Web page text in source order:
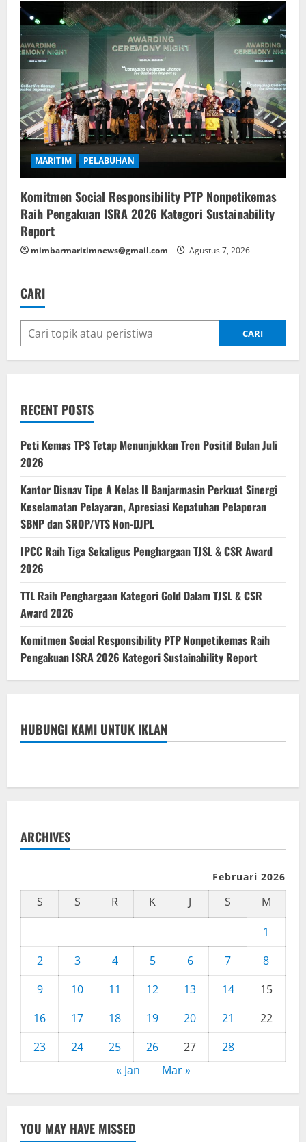
MARITIM PELABUHAN
Komitmen Social Responsibility PTP Nonpetikemas
Raih Pengakuan ISRA 2026 Kategori Sustainability
Report
mimbarmaritimnews@gmail.com Agustus 7, 2026
CARI
CARI
RECENT POSTS
Peti Kemas TPS Tetap Menunjukkan Tren Positif Bulan Juli
2026
Kantor Disnav Tipe A Kelas II Banjarmasin Perkuat Sinergi
Keselamatan Pelayaran, Apresiasi Kepatuhan Pelaporan
SBNP dan SROP/VTS Non-DJPL
IPCC Raih Tiga Sekaligus Penghargaan TJSL & CSR Award
2026
TTL Raih Penghargaan Kategori Gold Dalam TJSL & CSR
Award 2026
Komitmen Social Responsibility PTP Nonpetikemas Raih
Pengakuan ISRA 2026 Kategori Sustainability Report
HUBUNGI KAMI UNTUK IKLAN
ARCHIVES
Februari 2026
S S R K J S
M
1
2
3 4 5 6 7
8
9
10 11 12 13 14
15
16
17 18 19 20 21
22
23
24 25 26 27
28
« Jan
Mar »
YOU MAY HAVE MISSED